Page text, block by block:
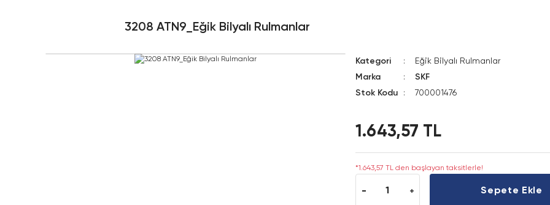
3208 ATN9_Eğik Bilyalı Rulmanlar
Kategori
Eğik Bilyalı Rulmanlar
Marka
SKF
Stok Kodu
700001476
1.643,57 TL
*1.643,57 TL den başlayan taksitlerle!
Sepete Ekle